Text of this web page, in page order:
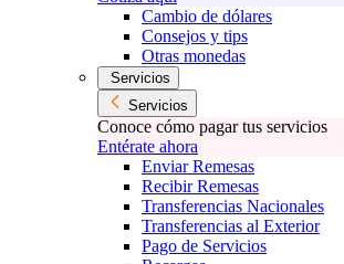
Cambio de dólares
Consejos y tips
Otras monedas
Servicios
Servicios
Conoce cómo pagar tus servicios
Entérate ahora
Enviar Remesas
Recibir Remesas
Transferencias Nacionales
Transferencias al Exterior
Pago de Servicios